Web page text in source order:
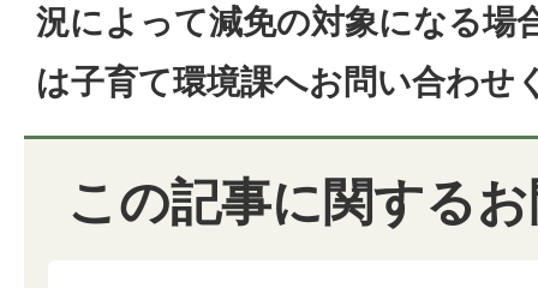
況によって減免の対象になる場
は子育て環境課へお問い合わせ
この記事に関する